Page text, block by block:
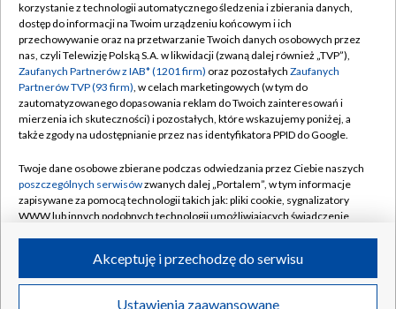
TVP
Abonament TVP
Emisja w TVP
Centrum informacji TVP
Naziemna Telewizja Cyfrowa
Rada Programowa
System NOS
Informacje o nadawcy
Program dla prasy
Regulamin TVP
Polityka prywatności
Moje zgody
Pomoc
Kontakt
Kanały
©2026 Telewizja Polska S.A. w likwidacji
korzystanie z technologii automatycznego śledzenia i zbierania danych,
dostęp do informacji na Twoim urządzeniu końcowym i ich
przechowywanie oraz na przetwarzanie Twoich danych osobowych przez
nas, czyli Telewizję Polską S.A. w likwidacji (zwaną dalej również „TVP”),
Zaufanych Partnerów z IAB* (1201 firm) oraz pozostałych Zaufanych
Partnerów TVP (93 firm), w celach marketingowych (w tym do
zautomatyzowanego dopasowania reklam do Twoich zainteresowań i
mierzenia ich skuteczności) i pozostałych, które wskazujemy poniżej, a
także zgody na udostępnianie przez nas identyfikatora PPID do Google.
Twoje dane osobowe zbierane podczas odwiedzania przez Ciebie naszych
poszczególnych serwisówzwanych dalej „Portalem”, w tym informacje
zapisywane za pomocą technologii takich jak: pliki cookie, sygnalizatory
WWW lub innych podobnych technologii umożliwiających świadczenie
ruchu w Internecie.
Twoje dane osobowe zbierane podczas odwiedzania przez Ciebie
Ustawienia zaawansowane
Akceptuję i przechodzę do serwisu